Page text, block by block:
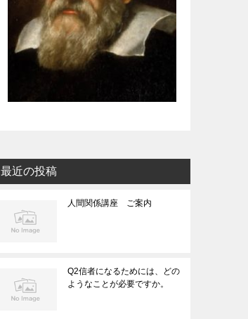
最近の投稿
人間関係講座 ご案内
Q2信者になるためには、どの
ようなことが必要ですか。